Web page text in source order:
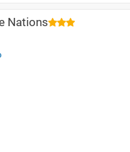
Nations